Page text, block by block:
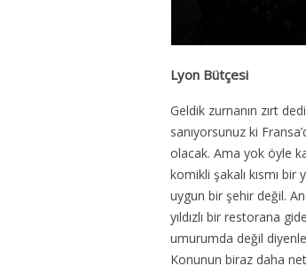
Lyon Bütçesi
Geldik zurnanın zırt
sanıyorsunuz ki
olacak. Ama yok öyle
komikli şakalı kısmı
uygun bir şehir değil.
yıldızlı bir restorana
umurumda değil
Konunun biraz daha